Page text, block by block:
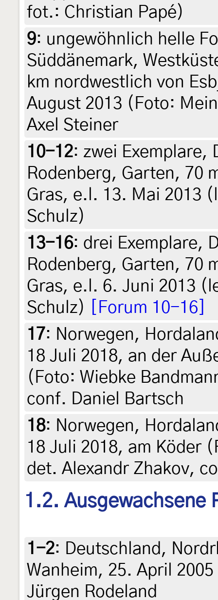
fot.: Christian Papé)
9: ungewöhnlich helle
Süddänemark,
km nordwestlich von
August 2013 (Foto:
Axel Steiner
10-12: zwei Exemplare,
Rodenberg, Garten, 70
Gras, e.l. 13. Mai 2013
Schulz)
13-16: drei Exemplare,
Rodenberg, Garten, 70
Gras, e.l. 6. Juni 2013
Schulz)
[Forum 10-16]
17: Norwegen,
18 Juli 2018, an der
(Foto: Wiebke
conf. Daniel Bartsch
18: Norwegen,
18 Juli 2018, am Köder
det. Alexandr Zhakov,
1.2. Ausgewachsene
1-2: Deutschland,
Wanheim, 25. April
Jürgen Rodeland